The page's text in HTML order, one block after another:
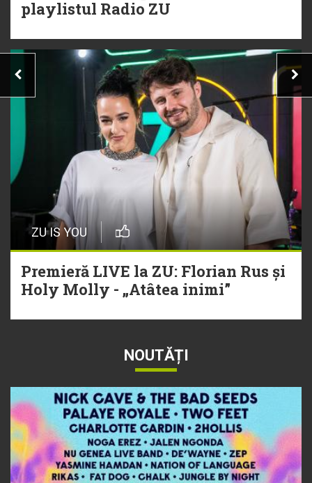
playlistul Radio ZU
ZU IS YOU
Premieră LIVE la ZU: Florian Rus și
Holy Molly - „Atâtea inimi”
NOUTĂȚI